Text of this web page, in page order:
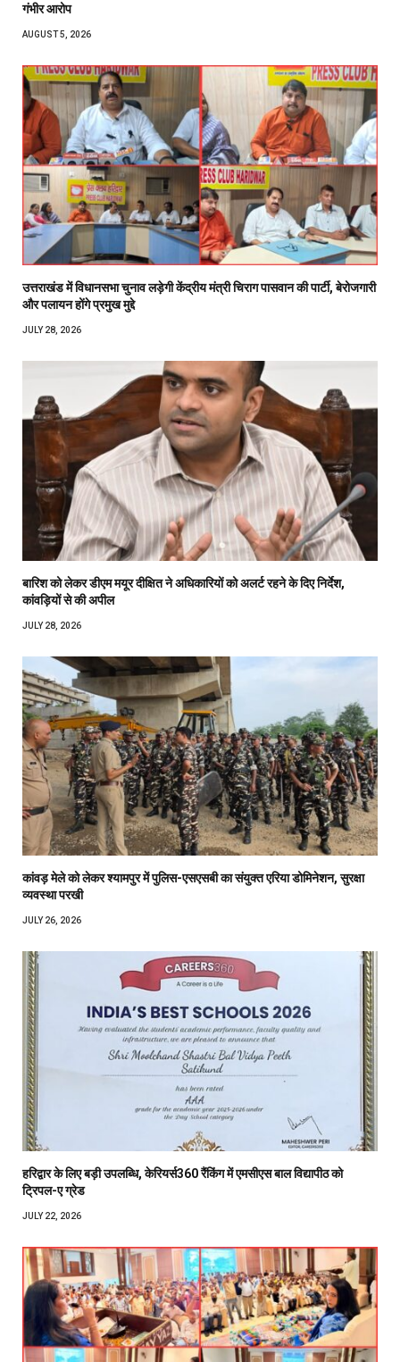
गंभीर आरोप
AUGUST 5, 2026
उत्तराखंड में विधानसभा चुनाव लड़ेगी केंद्रीय मंत्री चिराग पासवान की पार्टी, बेरोजगारी
और पलायन होंगे प्रमुख मुद्दे
JULY 28, 2026
बारिश को लेकर डीएम मयूर दीक्षित ने अधिकारियों को अलर्ट रहने के दिए निर्देश,
कांवड़ियों से की अपील
JULY 28, 2026
कांवड़ मेले को लेकर श्यामपुर में पुलिस-एसएसबी का संयुक्त एरिया डोमिनेशन, सुरक्षा
व्यवस्था परखी
JULY 26, 2026
हरिद्वार के लिए बड़ी उपलब्धि, केरियर्स360 रैंकिंग में एमसीएस बाल विद्यापीठ को
ट्रिपल-ए ग्रेड
JULY 22, 2026